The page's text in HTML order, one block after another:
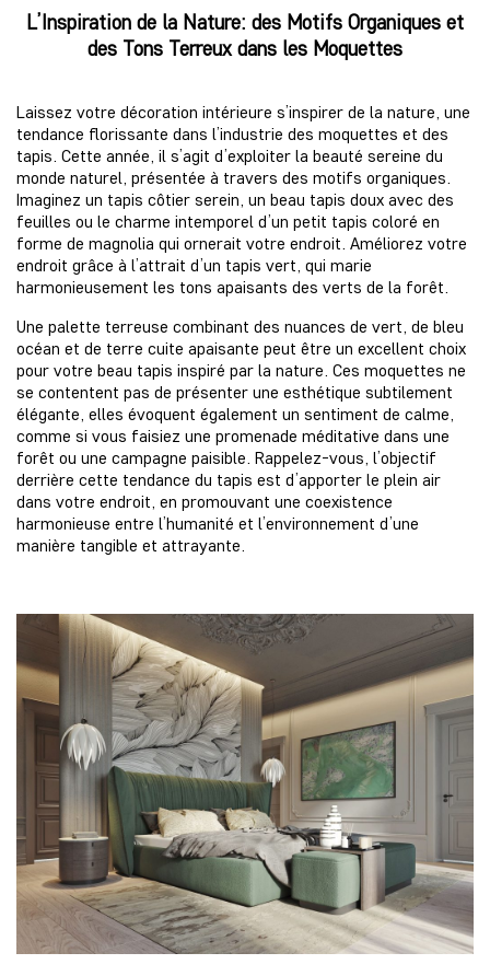
L’Inspiration de la Nature: des Motifs Organiques et
des Tons Terreux dans les Moquettes
Laissez votre décoration intérieure s’inspirer de la nature, une
tendance florissante dans l’industrie des moquettes et des
tapis. Cette année, il s’agit d’exploiter la beauté sereine du
monde naturel, présentée à travers des motifs organiques.
Imaginez un tapis côtier serein, un beau tapis doux avec des
feuilles ou le charme intemporel d’un petit tapis coloré en
forme de magnolia qui ornerait votre endroit. Améliorez votre
endroit grâce à l’attrait d’un tapis vert, qui marie
harmonieusement les tons apaisants des verts de la forêt.
Une palette terreuse combinant des nuances de vert, de bleu
océan et de terre cuite apaisante peut être un excellent choix
pour votre beau tapis inspiré par la nature. Ces moquettes ne
se contentent pas de présenter une esthétique subtilement
élégante, elles évoquent également un sentiment de calme,
comme si vous faisiez une promenade méditative dans une
forêt ou une campagne paisible. Rappelez-vous, l’objectif
derrière cette tendance du tapis est d’apporter le plein air
dans votre endroit, en promouvant une coexistence
harmonieuse entre l’humanité et l’environnement d’une
manière tangible et attrayante.